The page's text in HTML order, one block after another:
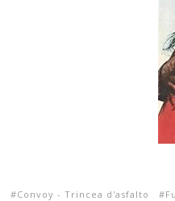
Convoy - Trincea d'asfalto